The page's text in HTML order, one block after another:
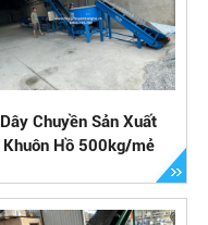
Dây Chuyền Sản Xuất
Khuôn Hồ 500kg/mẻ